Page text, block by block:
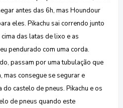
antes das 6h, mas Houndour
eles. Pikachu sai correndo junto
das latas de lixo e as
pendurado com uma corda.
passam por uma tubulação que
mas consegue se segurar e
do castelo de pneus. Pikachu e os
de pneus quando este